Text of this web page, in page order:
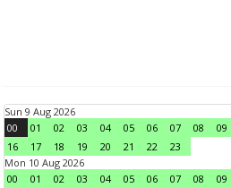
Sun 9 Aug 2026
00
01 02 03 04 05 06 07 08 09
16
17 18 19 20 21 22
23
Mon 10 Aug 2026
00
01 02 03 04 05 06 07 08 09